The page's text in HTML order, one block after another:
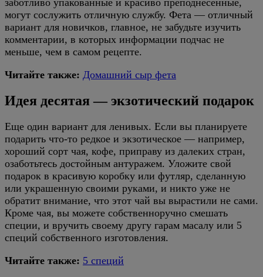
заботливо упакованные и красиво преподнесенные,
могут сослужить отличную службу. Фета — отличный
вариант для новичков, главное, не забудьте изучить
комментарии, в которых информации подчас не
меньше, чем в самом рецепте.
Читайте также: Домашний сыр фета
Идея десятая — экзотический подарок
Еще один вариант для ленивых. Если вы планируете
подарить что-то редкое и экзотическое — например,
хороший сорт чая, кофе, приправу из далеких стран,
озаботьтесь достойным антуражем. Уложите свой
подарок в красивую коробку или футляр, сделанную
или украшенную своими руками, и никто уже не
обратит внимание, что этот чай вы вырастили не сами.
Кроме чая, вы можете собственноручно смешать
специи, и вручить своему другу гарам масалу или 5
специй собственного изготовления.
Читайте также: 5 специй